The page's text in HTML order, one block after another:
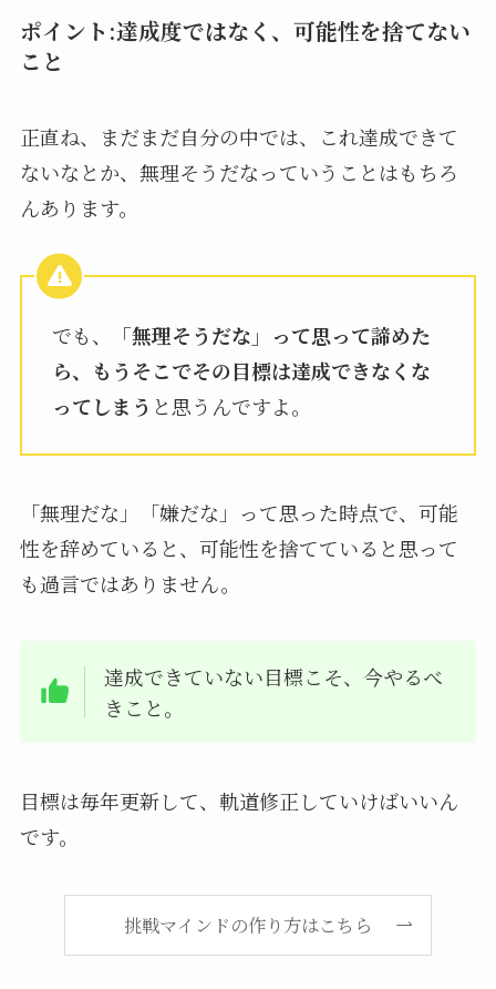
ポイント:達成度ではなく、可能性を捨てない
こと
正直ね、まだまだ自分の中では、これ達成できて
ないなとか、無理そうだなっていうことはもちろ
んあります。
でも、
「無理そうだな」って思って諦めた
ら、もうそこでその目標は達成できなくな
ってしまう と思うんですよ。
「無理だな」「嫌だな」って思った時点で、可能
性を辞めていると、可能性を捨てていると思って
も過言ではありません。
達成できていない目標こそ、今やるべ
きこと。
目標は毎年更新して、軌道修正していけばいいん
です。
挑戦マインドの作り方はこちら